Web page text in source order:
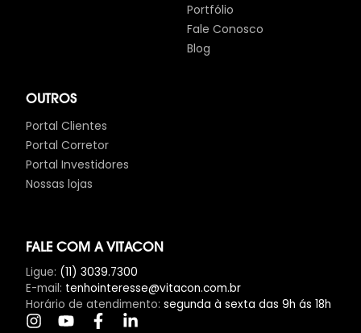
Portfólio
Fale Conosco
Blog
OUTROS
Portal Clientes
Portal Corretor
Portal Investidores
Nossas lojas
FALE COM A VITACON
Ligue: (11) 3039.7300
E-mail: tenhointeresse@vitacon.com.br
Horário de atendimento: segunda à sexta das 9h ás 18h